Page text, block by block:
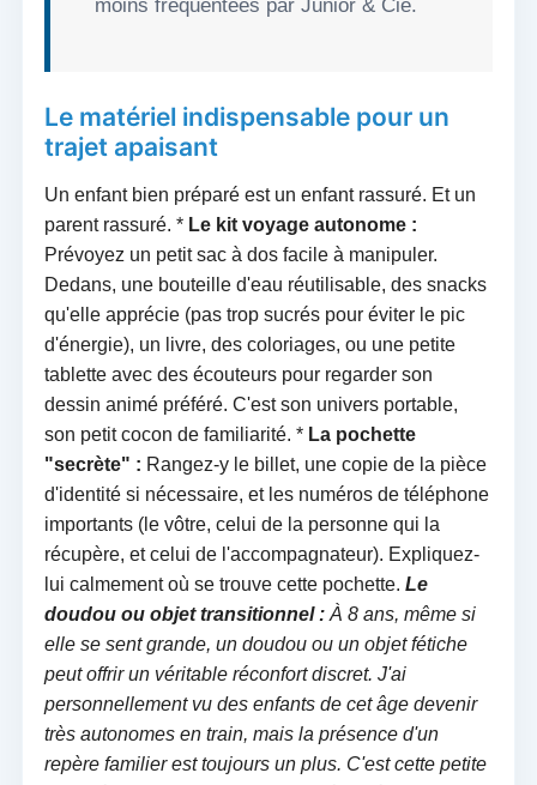
moins fréquentées par Junior & Cie.
Le matériel indispensable pour un
trajet apaisant
Un enfant bien préparé est un enfant rassuré. Et un
parent rassuré. * Le kit voyage autonome :
Prévoyez un petit sac à dos facile à manipuler.
Dedans, une bouteille d'eau réutilisable, des snacks
qu'elle apprécie (pas trop sucrés pour éviter le pic
d'énergie), un livre, des coloriages, ou une petite
tablette avec des écouteurs pour regarder son
dessin animé préféré. C'est son univers portable,
son petit cocon de familiarité. * La pochette
"secrète" : Rangez-y le billet, une copie de la pièce
d'identité si nécessaire, et les numéros de téléphone
importants (le vôtre, celui de la personne qui la
récupère, et celui de l'accompagnateur). Expliquez-
lui calmement où se trouve cette pochette. Le
doudou ou objet transitionnel :À 8 ans, même si
elle se sent grande, un doudou ou un objet fétiche
peut offrir un véritable réconfort discret. J'ai
personnellement vu des enfants de cet âge devenir
très autonomes en train, mais la présence d'un
repère familier est toujours un plus. C'est cette petite